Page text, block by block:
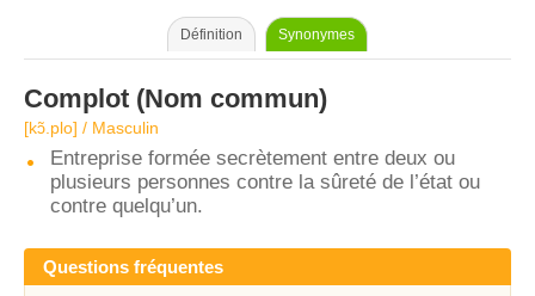
Définition Synonymes
Complot (Nom commun)
[kɔ̃.plo] / Masculin
Entreprise formée secrètement entre deux ou
plusieurs personnes contre la sûreté de l’état ou
contre quelqu’un.
Questions fréquentes